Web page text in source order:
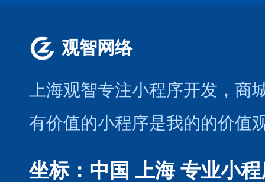
观智网络
上海观智专注小程序开发 ，商
有价值的小程序是我的的价值
坐标：中国 上海 专业小